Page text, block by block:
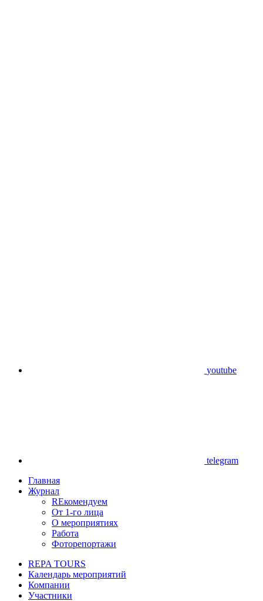
youtube
telegram
Главная
Журнал
REкомендуем
От 1-го лица
О мероприятиях
Работа
Фоторепортажи
REPA TOURS
Календарь мероприятий
Компании
Участники